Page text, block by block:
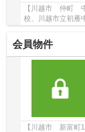
【川越市 仲町
校、川越市立初雁
線沿線のマンショ
会員物件
【川越市 新富